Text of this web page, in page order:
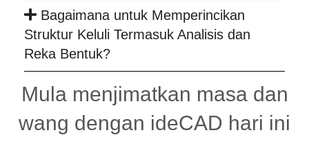
Bagaimana untuk Memperincikan
Struktur Keluli Termasuk Analisis dan
Reka Bentuk?
Mula menjimatkan masa dan
wang dengan ideCAD hari ini